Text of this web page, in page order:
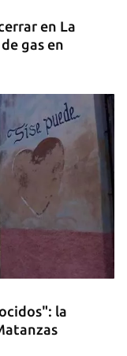
en La
gas en
la